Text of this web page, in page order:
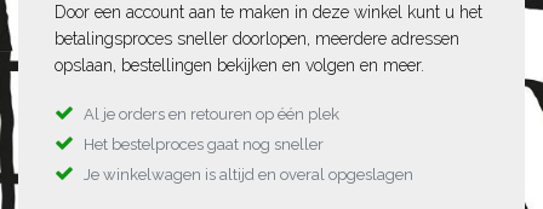
Door een account aan te maken in deze winkel kunt u het
betalingsproces sneller doorlopen, meerdere adressen
opslaan, bestellingen bekijken en volgen en meer.
Al je orders en retouren op één plek
Het bestelproces gaat nog sneller
Je winkelwagen is altijd en overal opgeslagen